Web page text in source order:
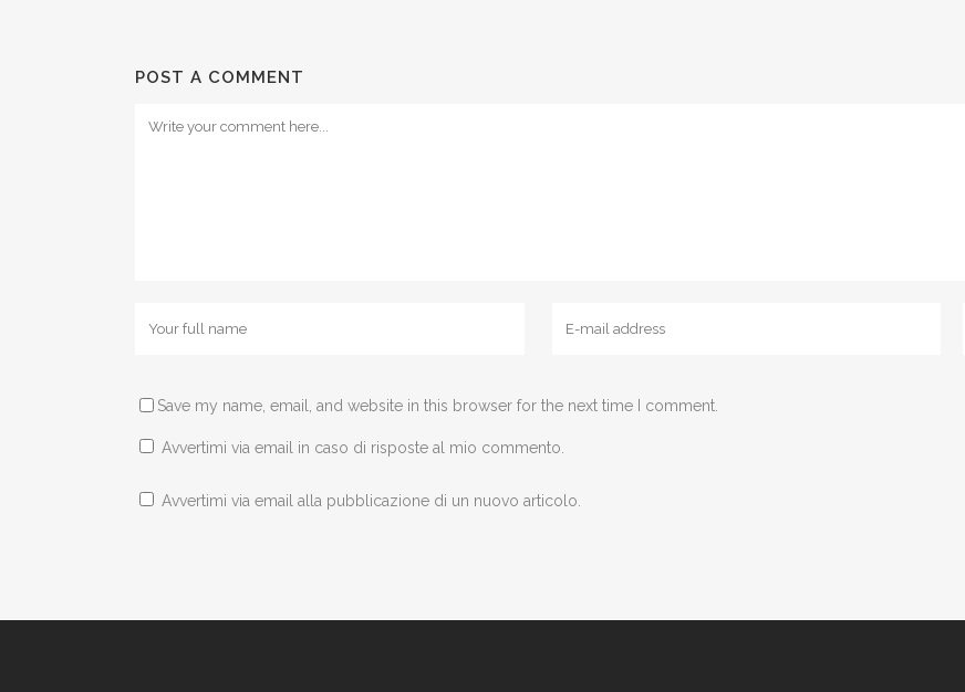
POST A COMMENT
Save my name, email, and website in this browser for the next time I comment.
Avvertimi via email in caso di risposte al mio commento.
Avvertimi via email alla pubblicazione di un nuovo articolo.